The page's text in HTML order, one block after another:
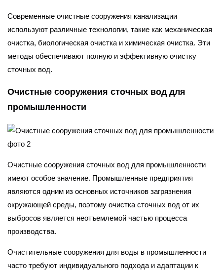
Современные очистные сооружения канализации
используют различные технологии, такие как механическая
очистка, биологическая очистка и химическая очистка. Эти
методы обеспечивают полную и эффективную очистку
сточных вод.
Очистные сооружения сточных вод для
промышленности
Очистные сооружения сточных вод для промышленности
имеют особое значение. Промышленные предприятия
являются одним из основных источников загрязнения
окружающей среды, поэтому очистка сточных вод от их
выбросов является неотъемлемой частью процесса
производства.
Очистительные сооружения для воды в промышленности
часто требуют индивидуального подхода и адаптации к